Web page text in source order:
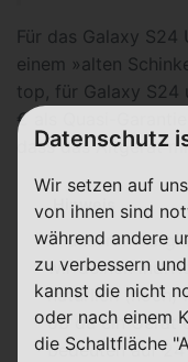
Für das Galaxy
einem »alten
top, für Galaxy S24
€ als Quasi-
dass das Altgerät
Hinweis
In unseren
wir deinen
natürlich (noch)
ob du ein Gerät
bedeuten auf 24
Datenschutz
Wir setzen auf
von ihnen sind
während andere
zu verbessern
kannst die nicht
oder nach einem
die Schaltfläche